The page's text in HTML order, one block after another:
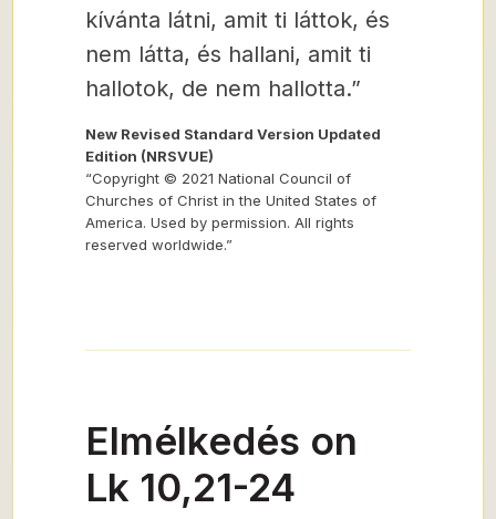
kívánta látni, amit ti láttok, és
nem látta, és hallani, amit ti
hallotok, de nem hallotta.”
New Revised Standard Version Updated
Edition (NRSVUE)
“Copyright © 2021 National Council of
Churches of Christ in the United States of
America. Used by permission. All rights
reserved worldwide.”
Elmélkedés on
Lk 10,21-24